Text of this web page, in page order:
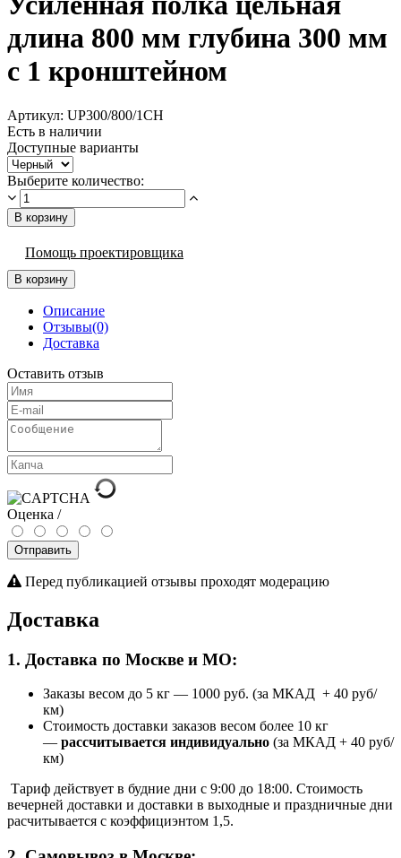
длина 800 мм глубина 300 мм
с 1 кронштейном
Артикул: UP300/800/1CH
Есть в наличии
Доступные варианты
Выберите количество:
В корзину
Помощь проектировщика
В корзину
Описание
Отзывы(0)
Доставка
Оставить отзыв
Оценка /
Отправить
Перед публикацией отзывы проходят модерацию
Доставка
1. Доставка по Москве и МО:
Заказы весом до 5 кг — 1000 руб. (за МКАД + 40 руб/
км)
Стоимость доставки заказов весом более 10 кг
— рассчитывается индивидуально (за МКАД + 40 руб/
км)
Тариф действует в будние дни с 9:00 до 18:00. Стоимость
вечерней доставки и доставки в выходные и праздничные дни
расчитывается с коэффициэнтом 1,5.